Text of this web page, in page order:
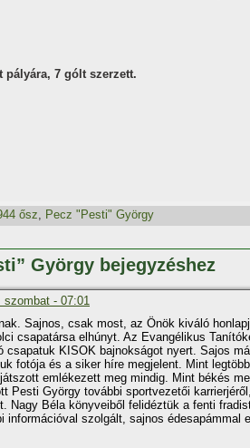
pályára, 7 gólt szerzett.
ősz, Pecz "Pesti" György
György bejegyzéshez
szombat - 07:01
Sajnos, csak most, az Önök kiváló
csapatársa elhúnyt. Az Evangélikus
KISOK bajnokságot nyert. Sajos
fotója és a siker hí­re megjelent. Mint
emlékezett meg mindig. Mint békés
Pesti György további sportvezetői
Nagy Béla könyveiből felidéztük a fenti
információval szolgált, sajnos édesapámmal